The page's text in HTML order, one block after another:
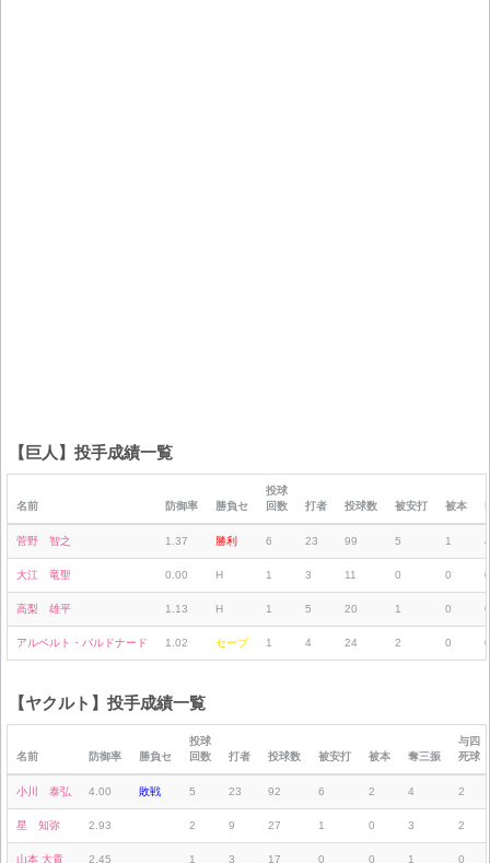
【巨人】投手成績一覧
名前 防御率 勝負セ
投球
回数
打者 投球数 被安打 被本
菅野 智之 1.37 勝利 6 23 99 5 1 4
大江 竜聖 0.00 H 1 3 11 0 0 0
高梨 雄平 1.13 H 1 5 20 1 0 0
アルベルト・バルドナード 1.02 セーブ 1 4 24 2 0 0
【ヤクルト】投手成績一覧
名前 防御率 勝負セ
投球
回数
打者 投球数 被安打 被本 奪三振
与四
死球
小川 泰弘 4.00 敗戦 5 23 92 6 2 4 2
星 知弥 2.93 2 9 27 1 0 3 2
山本 大貴 2.45 1 3 17 0 0 1 0